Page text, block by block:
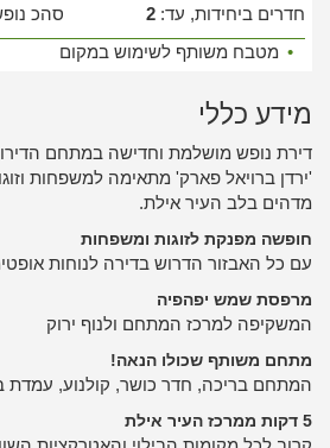
חדרים ביחידות, עד: 2 סהכ
• מטבח משותף לשימוש במקום
מידע כללי
דירת נופש מושלמת וחדישה במתחם
'ירדן ברויאל פארק' מתאימה למשפחות
מדהים בלב העיר אילת.
חופשה מפנקת לזוגות ומשפחות
עם כל האבזור הדרוש בדירה לנוחות
מרפסת שמש יפהפיה
המשקיפה למרכז המתחם ולנוף ירוק
מתחם משותף שכולו הנאה!
המתחם בריכה, חדר כושר, קולנוע, עמדת
5 דקות ממרכז העיר אילת